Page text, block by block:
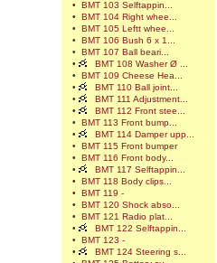
•
BMT 103 Selftappin...
•
BMT 104 Right whee...
•
BMT 105 Leftt whee...
•
BMT 106 Bush 6 x 1...
•
BMT 107 Ball beari...
•
BMT 108 Washer Ø ...
•
BMT 109 Cheese Hea...
•
BMT 110 Ball joint...
•
BMT 111 Adjustment...
•
BMT 112 Front stee...
•
BMT 113 Front bump...
•
BMT 114 Damper upp...
•
BMT 115 Front bumper
•
BMT 116 Front body...
•
BMT 117 Selftappin...
•
BMT 118 Body clips...
•
BMT 119 -
•
BMT 120 Shock abso...
•
BMT 121 Radio plat...
•
BMT 122 Selftappin...
•
BMT 123 -
•
BMT 124 Steering s...